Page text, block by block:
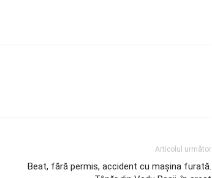
Articolul următor
Beat, fără permis, accident cu mașina furată.